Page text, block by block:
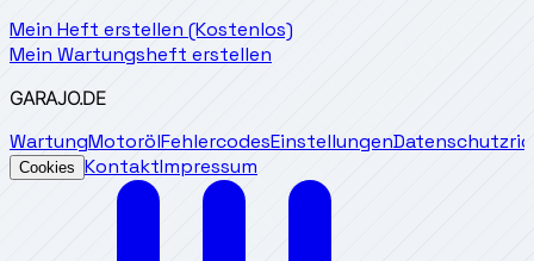
Mein Heft erstellen (Kostenlos)
Mein Wartungsheft erstellen
GARAJO.DE
WartungMotorölFehlercodesEinstellungen
Cookies KontaktImpressum